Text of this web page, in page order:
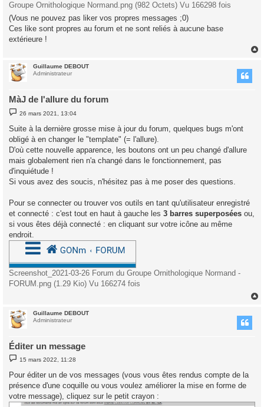
Groupe Ornithologique Normand.png (982 Octets) Vu 166298 fois
(Vous ne pouvez pas liker vos propres messages ;0)
Ces like sont propres au forum et ne sont reliés à aucune base
extérieure !
Guillaume DEBOUT
Administrateur
MàJ de l'allure du forum
M
e
s
s
a
g
e
26 mars 2021, 13:04
Suite à la dernière grosse mise à jour du forum, quelques bugs m'ont
obligé à en changer le "template" (= l'allure).
D'où cette nouvelle apparence, les boutons ont un peu changé d'allure
mais globalement rien n'a changé dans le fonctionnement, pas
d'inquiétude !
Si vous avez des soucis, n'hésitez pas à me poser des questions.
Pour se connecter ou trouver vos outils en tant qu'utilisateur enregistré
et connecté : c'est tout en haut à gauche les 3 barres superposées ou,
si vous êtes déjà connecté : en cliquant sur votre icône au même
endroit.
Screenshot_2021-03-26 Forum du Groupe Ornithologique Normand -
FORUM.png (1.29 Kio) Vu 166274 fois
Guillaume DEBOUT
Administrateur
Éditer un message
M
e
s
a
g
e
15 mars 2022, 11:28
Pour éditer un de vos messages (vous vous êtes rendus compte de la
présence d'une coquille ou vous voulez améliorer la mise en forme de
votre message), cliquez sur le petit crayon :